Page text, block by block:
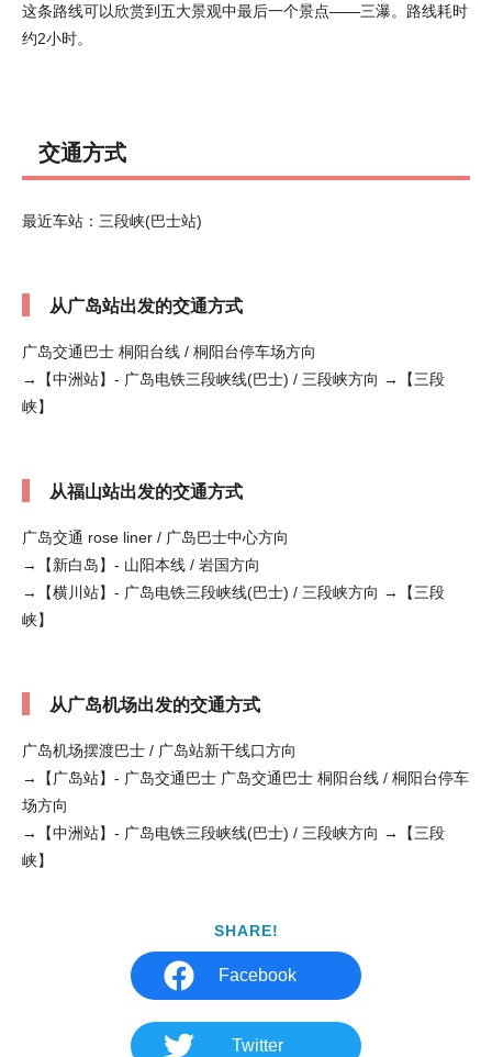
这条路线可以欣赏到五大景观中最后一个景点――三瀑。路线耗时
约2小时。
交通方式
最近车站：三段峡(巴士站)
从广岛站出发的交通方式
广岛交通巴士 桐阳台线 / 桐阳台停车场方向
→【中洲站】- 广岛电铁三段峡线(巴士) / 三段峡方向 →【三段
峡】
从福山站出发的交通方式
广岛交通 rose liner / 广岛巴士中心方向
→【新白岛】- 山阳本线 / 岩国方向
→【横川站】- 广岛电铁三段峡线(巴士) / 三段峡方向 →【三段
峡】
从广岛机场出发的交通方式
广岛机场摆渡巴士 / 广岛站新干线口方向
→【广岛站】- 广岛交通巴士 广岛交通巴士 桐阳台线 / 桐阳台停车
场方向
→【中洲站】- 广岛电铁三段峡线(巴士) / 三段峡方向 →【三段
峡】
SHARE!
Facebook
Twitter